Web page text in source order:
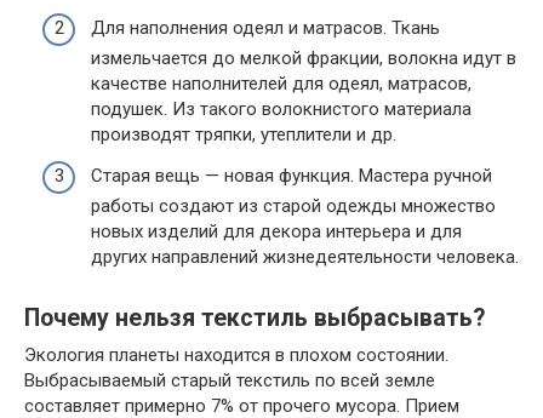
Для наполнения одеял и матрасов. Ткань
измельчается до мелкой фракции, волокна идут в
качестве наполнителей для одеял, матрасов,
подушек. Из такого волокнистого материала
производят тряпки, утеплители и др.
Старая вещь — новая функция. Мастера ручной
работы создают из старой одежды множество
новых изделий для декора интерьера и для
других направлений жизнедеятельности человека.
Почему нельзя текстиль выбрасывать?
Экология планеты находится в плохом состоянии.
Выбрасываемый старый текстиль по всей земле
составляет примерно 7% от прочего мусора. Прием